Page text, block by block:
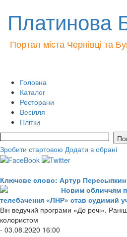
Платинова
Портал міста Чернівці та
Головна
Каталог
Ресторани
Весілля
Плітки
Зробити стартовою Додати в обрані
Ключове слово: Артур
Новим обличчям
телебачення «ЛНР» став судимий
Він ведучий програми «До речі».
колористом
- 03.08.2020 16:00